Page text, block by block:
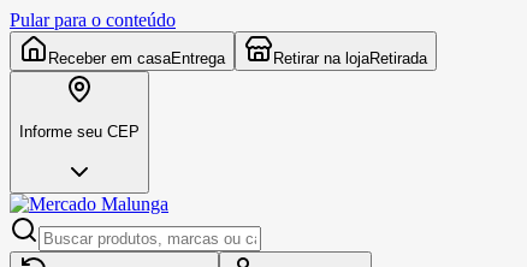
Pular para o conteúdo
Receber em casaEntrega Retirar na lojaRetirada
Informe seu CEP